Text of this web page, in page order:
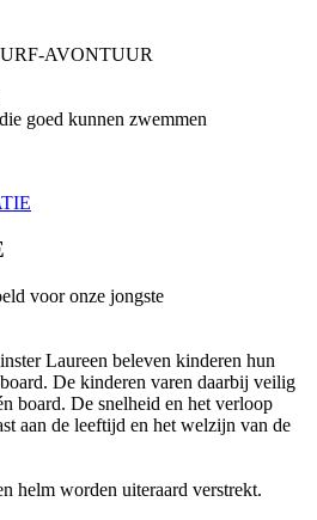
AVONTUUR
goed kunnen zwemmen
voor onze jongste
Laureen beleven kinderen hun
De kinderen varen daarbij veilig
board. De snelheid en het verloop
aan de leeftijd en het welzijn van de
helm worden uiteraard verstrekt.